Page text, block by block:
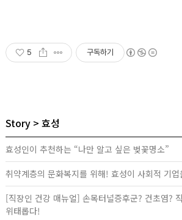
5 구독하기
Story 효성
효성인이 추천하는 “나만 알고 싶은 벚꽃명소”
취약계층의 문화복지를 위해! 효성이 사회적 기
[직장인 건강 매뉴얼] 손목터널증후군? 건초염?
위태롭다!